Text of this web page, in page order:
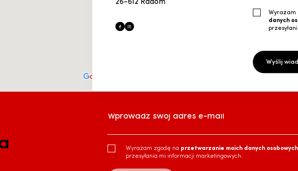
26-612 Radom
Wyrażam
danych
Wprowadź swój adres e-mail
Wyrażam zgodę na przetwarzanie moich danych osobowych
przesyłania mi informacji marketingowych.